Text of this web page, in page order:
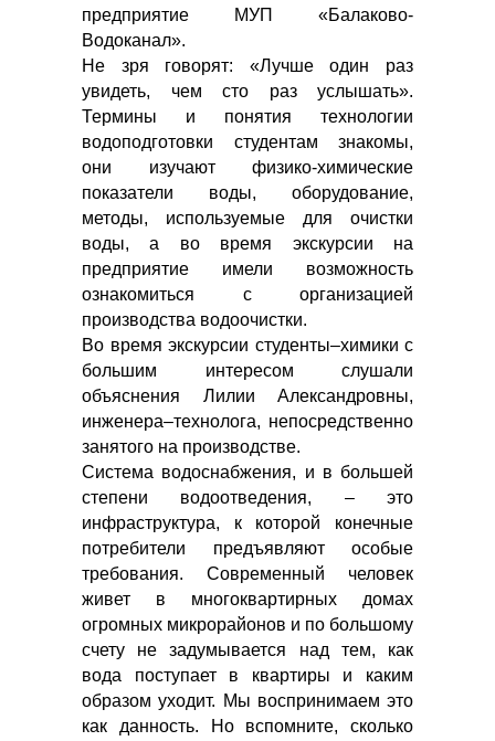
предприятие МУП «Балаково-
Водоканал».
Не зря говорят: «Лучше один раз
увидеть, чем сто раз услышать».
Термины и понятия технологии
водоподготовки студентам знакомы,
они изучают физико-химические
показатели воды, оборудование,
методы, используемые для очистки
воды, а во время экскурсии на
предприятие имели возможность
ознакомиться с организацией
производства водоочистки.
Во время экскурсии студенты–химики с
большим интересом слушали
объяснения Лилии Александровны,
инженера–технолога, непосредственно
занятого на производстве.
Система водоснабжения, и в большей
степени водоотведения, – это
инфраструктура, к которой конечные
потребители предъявляют особые
требования. Современный человек
живет в многоквартирных домах
огромных микрорайонов и по большому
счету не задумывается над тем, как
вода поступает в квартиры и каким
образом уходит. Мы воспринимаем это
как данность. Но вспомните, сколько